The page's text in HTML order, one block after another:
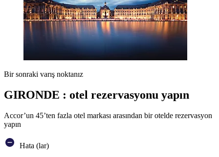
Bir sonraki varış noktanız
GIRONDE : otel rezervasyonu yapın
Accor’un 45’ten fazla otel markası arasından bir otelde rezervasyon
yapın
Hata (lar)